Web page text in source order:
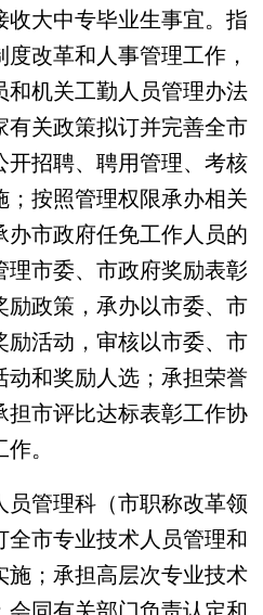
大中专毕业生事宜。指
改革和人事管理工作，
机关工勤人员管理办法
关政策拟订并完善全市
招聘、聘用管理、考核
按照管理权限承办相关
办市政府任免工作人员的
市委、市政府奖励表彰
政策，承办以市委、市
活动，审核以市委、市
和奖励人选；承担荣誉
市评比达标表彰工作协
。
管理科（市职称改革领
市专业技术人员管理和
；承担高层次专业技术